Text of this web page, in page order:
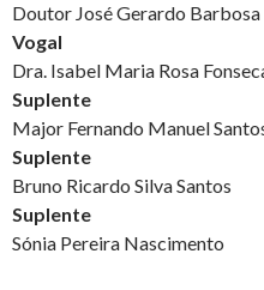
Doutor José Gerardo
Vogal
Dra. Isabel Maria Rosa
Suplente
Major Fernando Manuel
Suplente
Bruno Ricardo Silva Santos
Suplente
Sónia Pereira Nascimento